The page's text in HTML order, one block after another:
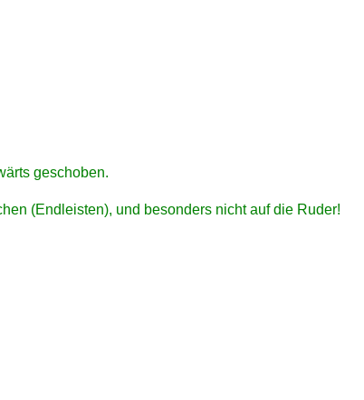
geschoben.
(Endleisten), und besonders nicht auf die Ruder!